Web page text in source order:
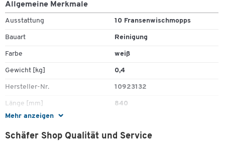
Mehr anzeigen
Allgemeine Merkmale
Ausstattung 10 Fransenwischmopps
Bauart Reinigung
Farbe weiß
Gewicht [kg] 0,4
Hersteller-Nr. 10923132
Länge [mm] 840
Material
Reinigungsart manuell
Schäfer Shop Qualität und Service
Zum Zoomen doppeltippen